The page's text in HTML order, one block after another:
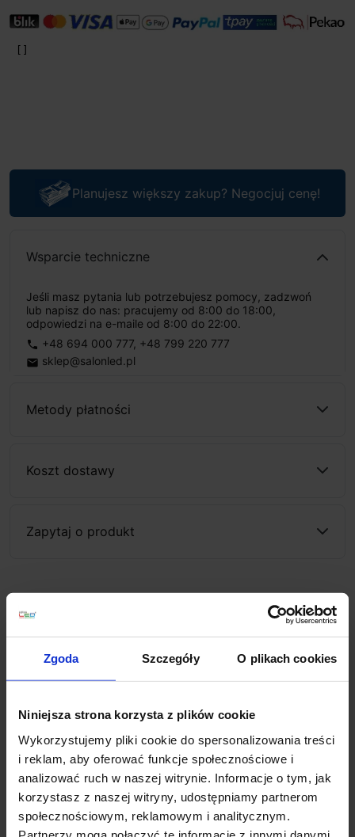
Zgoda Szczegóły O plikach cookies
Niniejsza strona korzysta z plików cookie
Wykorzystujemy pliki cookie do spersonalizowania treści
i reklam, aby oferować funkcje społecznościowe i
analizować ruch w naszej witrynie. Informacje o tym, jak
korzystasz z naszej witryny, udostępniamy partnerom
społecznościowym, reklamowym i analitycznym.
Planujesz większy zakup? Negocjuj cenę!
Wsparcie techniczne
Jeśli masz pytania lub potrzebujesz pomocy, zadzwoń
lub napisz do nas: pracujemy od 8:00 do 18:00,
odpowiedzi na e-maile od 8:00 do 22:00.
phone +48 694 000 777, +48 799 220 777
email sklep@salonled.pl
Metody płatności
Koszt dostawy
Zapytaj o produkt
Opis
Odkryj wyjątkowe oświetlenie zewnętrzne z kinkietem
MARIZA z czujnikiem ruchu! Ta nowoczesna lampa
fasadę domu, oświetli ścieżki ogrodowe i strefę
wejściową przyjemnym światłem bezpośrednim i
pośrednim. Wbudowany czujnik ruchu zapewnia
wygodę i bezpieczeństwo, automatycznie włączając
światło, gdy jest potrzebne. Solidna konstrukcja ze
stopniem ochrony IP44 gwarantuje odporność na
wilgoć i rozpryski wody, a energooszczędna